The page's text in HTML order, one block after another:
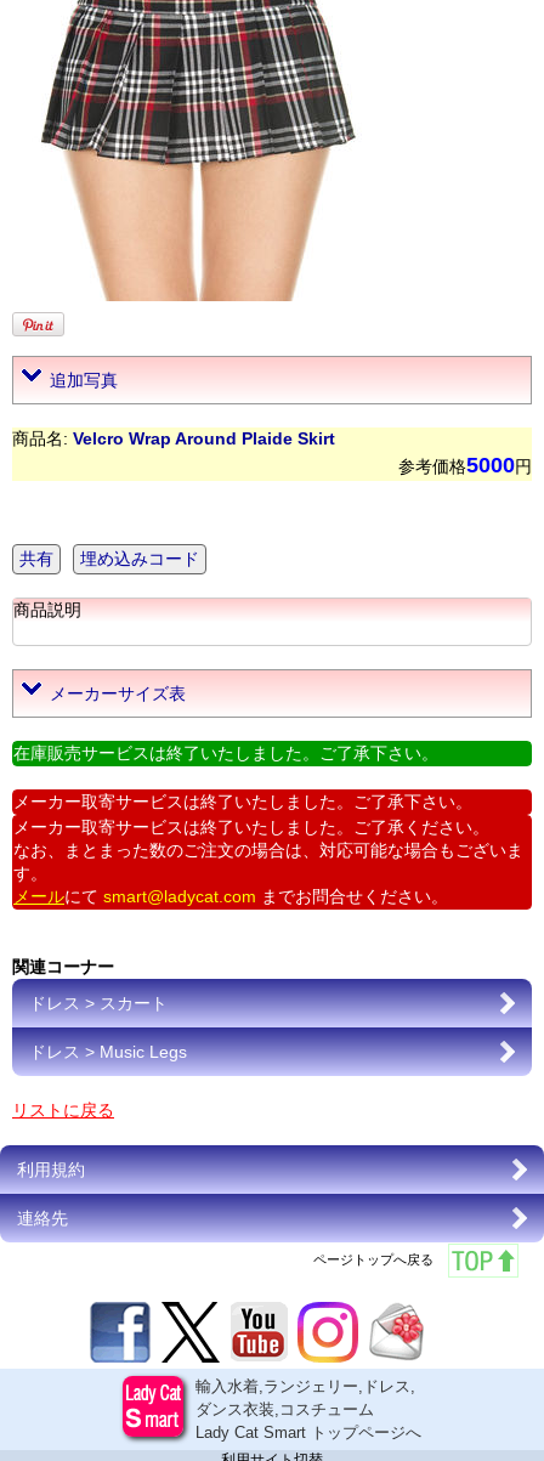
追加写真
商品名: Velcro Wrap Around Plaide Skirt
参考価格5000円
共有 埋め込みコード
商品説明
メーカーサイズ表
在庫販売サービスは終了いたしました。ご了承下さい。
メーカー取寄サービスは終了いたしました。ご了承下さい。
メーカー取寄サービスは終了いたしました。ご了承ください。
なお、まとまった数のご注文の場合は、対応可能な場合もございま
す。
メールにて smart@ladycat.com までお問合せください。
関連コーナー
ドレス > スカート
ドレス > Music Legs
リストに戻る
利用規約
連絡先
ページトップへ戻る
輸入水着,ランジェリー,ドレス,
ダンス衣装,コスチューム
Lady Cat Smart トップページへ